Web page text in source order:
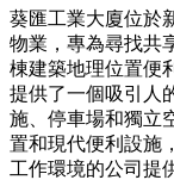
葵匯工業大廈位於
物業，專為尋找共
棟建築地理位置便
提供了一個吸引人
施、停車場和獨立
置和現代便利設施
工作環境的公司提